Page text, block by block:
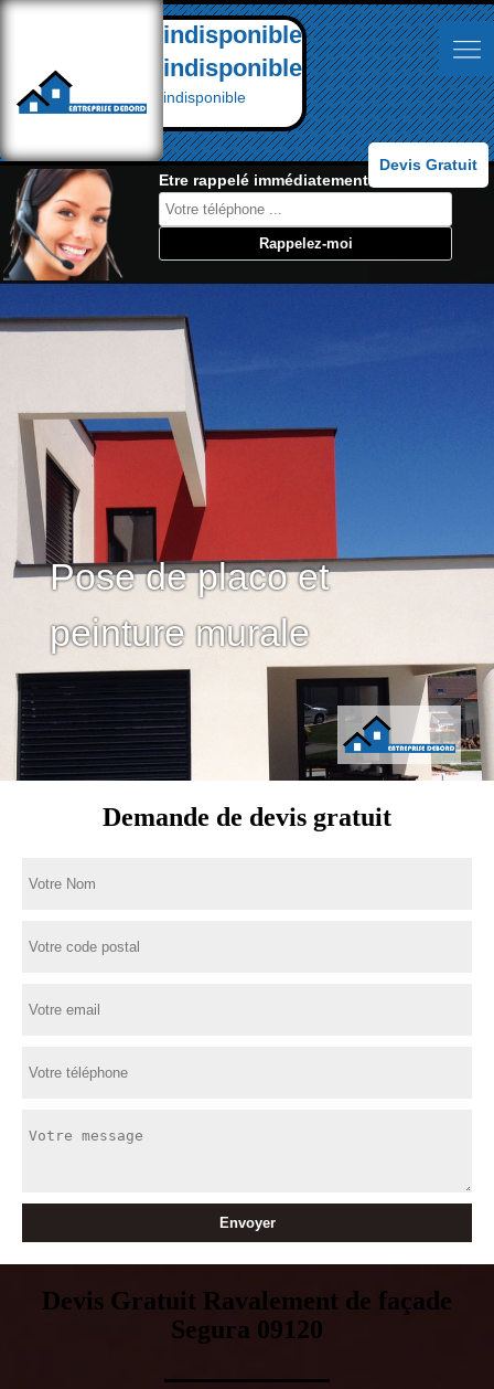
indisponible
indisponible
indisponible
Devis Gratuit
Etre rappelé immédiatement:
Pose de placo et
peinture murale
Demande de devis gratuit
Devis Gratuit Ravalement de façade
Segura 09120